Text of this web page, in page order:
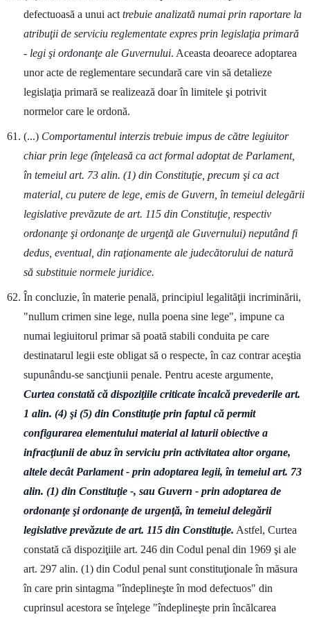
defectuoasă a unui act trebuie analizată numai prin raportare la
atribuţii de serviciu reglementate expres prin legislaţia primară
- legi şi ordonanţe ale Guvernului. Aceasta deoarece adoptarea
unor acte de reglementare secundară care vin să detalieze
legislaţia primară se realizează doar în limitele şi potrivit
normelor care le ordonă.
(...) Comportamentul interzis trebuie impus de către legiuitor
chiar prin lege (înţeleasă ca act formal adoptat de Parlament,
în temeiul art. 73 alin. (1) din Constituţie, precum şi ca act
material, cu putere de lege, emis de Guvern, în temeiul delegării
legislative prevăzute de art. 115 din Constituţie, respectiv
ordonanţe şi ordonanţe de urgenţă ale Guvernului) neputând fi
dedus, eventual, din raţionamente ale judecătorului de natură
să substituie normele juridice.
În concluzie, în materie penală, principiul legalităţii incriminării,
"nullum crimen sine lege, nulla poena sine lege", impune ca
numai legiuitorul primar să poată stabili conduita pe care
destinatarul legii este obligat să o respecte, în caz contrar aceştia
supunându-se sancţiunii penale. Pentru aceste argumente,
Curtea constată că dispoziţiile criticate încalcă prevederile art.
1 alin. (4) şi (5) din Constituţie prin faptul că permit
configurarea elementului material al laturii obiective a
infracţiunii de abuz în serviciu prin activitatea altor organe,
altele decât Parlament - prin adoptarea legii, în temeiul art. 73
alin. (1) din Constituţie -, sau Guvern - prin adoptarea de
ordonanţe şi ordonanţe de urgenţă, în temeiul delegării
legislative prevăzute de art. 115 din Constituţie. Astfel, Curtea
constată că dispoziţiile art. 246 din Codul penal din 1969 şi ale
art. 297 alin. (1) din Codul penal sunt constituţionale în măsura
în care prin sintagma "îndeplineşte în mod defectuos" din
cuprinsul acestora se înţelege "îndeplineşte prin încălcarea